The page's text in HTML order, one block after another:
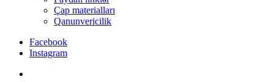
Çap materialları
Qanunvericilik
Facebook
Instagram